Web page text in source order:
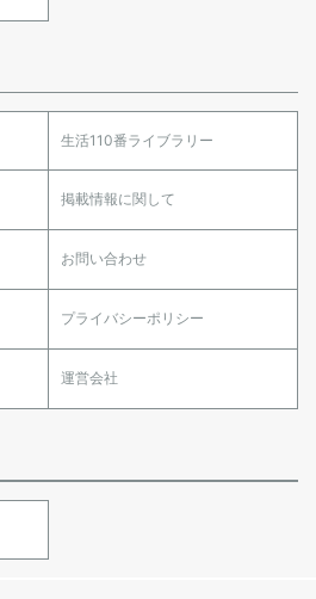
生活110番ライブラリー
掲載情報に関して
お問い合わせ
プライバシーポリシー
運営会社